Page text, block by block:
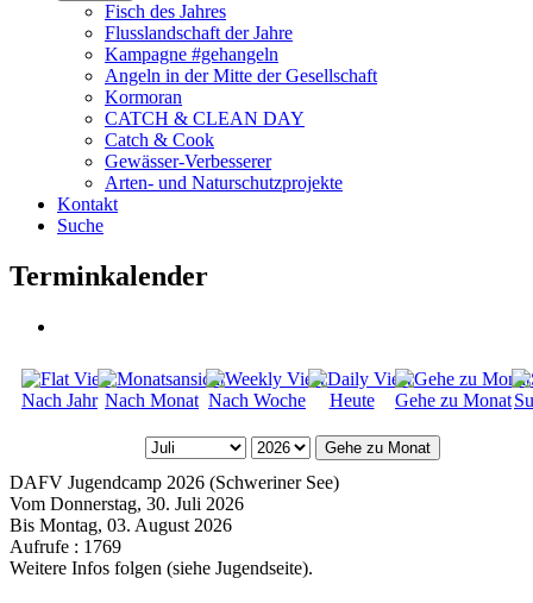
Fisch des Jahres
Flusslandschaft der Jahre
Kampagne #gehangeln
Angeln in der Mitte der Gesellschaft
Kormoran
CATCH & CLEAN DAY
Catch & Cook
Gewässer-Verbesserer
Arten- und Naturschutzprojekte
Kontakt
Suche
Terminkalender
Nach Jahr Nach Monat Nach Woche Heute Gehe zu Monat
Gehe zu Monat
DAFV Jugendcamp 2026 (Schweriner See)
Vom Donnerstag, 30. Juli 2026
Bis Montag, 03. August 2026
Aufrufe : 1769
Weitere Infos folgen (siehe Jugendseite).